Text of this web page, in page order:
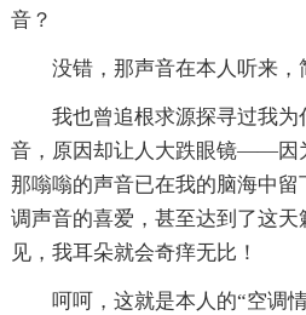
音？
没错，那声音在本人听来，
我也曾追根求源探寻过我为
音，原因却让人大跌眼镜——因
那嗡嗡的声音已在我的脑海中
调声音的喜爱，甚至达到了这
见，我耳朵就会奇痒无比！
呵呵，这就是本人的“空调情